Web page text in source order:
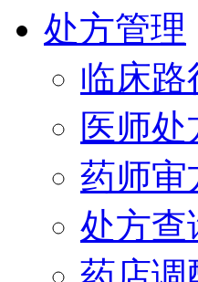
处方管理
临床路
医师处
药师审
处方查